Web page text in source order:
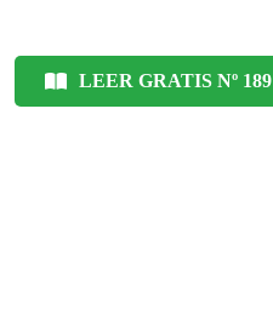
LEER GRATIS Nº 189